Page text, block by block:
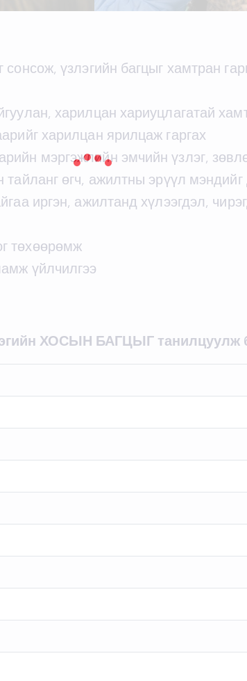
үзлэгийн багцыг хамтран
харилцан хариуцлагатай
харилцан ярилцаж гаргах
мэргэжлийн эмчийн үзлэг,
тайланг өгч, ажилтны эрүүл
иргэн, ажилтанд хүлээгдэл,
төхөөрөмж
үйлчилгээ
ХОСЫН БАГЦЫГ танилцуулж